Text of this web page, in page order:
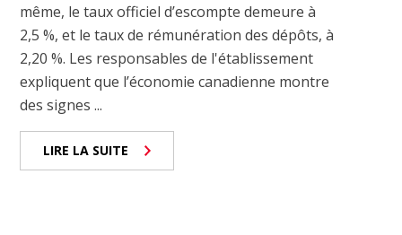
même, le taux officiel d’escompte demeure à
2,5 %, et le taux de rémunération des dépôts, à
2,20 %. Les responsables de l'établissement
expliquent que l’économie canadienne montre
des signes ...
LIRE LA SUITE